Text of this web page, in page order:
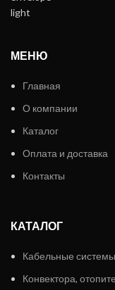
МЕНЮ
Главная
О компании
Каталог
Оплата и доставка
Контакты
КАТАЛОГ
Кабельные
Конвектора,